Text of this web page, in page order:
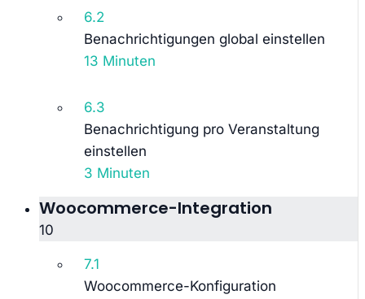
6.2
Benachrichtigungen global einstellen
13 Minuten
6.3
Benachrichtigung pro Veranstaltung
einstellen
3 Minuten
Woocommerce-Integration
10
7.1
Woocommerce-Konfiguration